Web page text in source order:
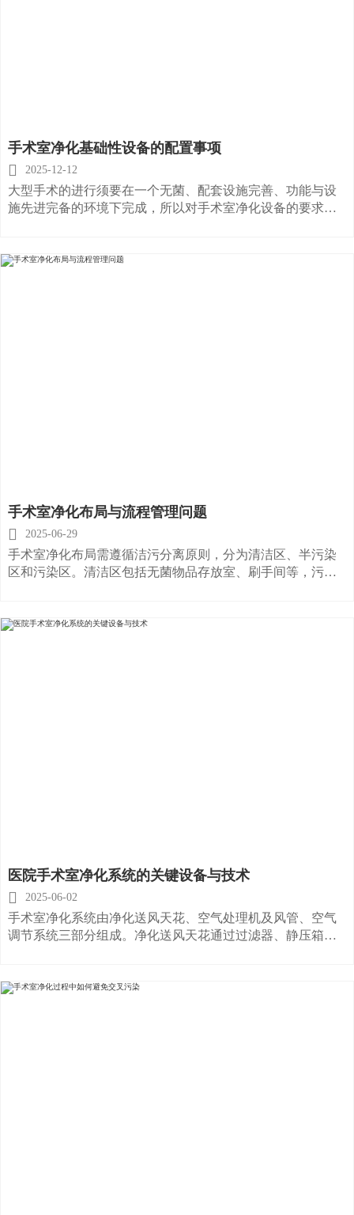
手术室净化基础性设备的配置事项
 2025-12-12
大型手术的进行须要在一个无菌、配套设施完善、功能与设
施先进完备的环境下完成，所以对手术室净化设备的要求尤
备配合着来完成。那么你了解手术室净化基础的设备有哪些
手术室净化布局与流程管理问题
 2025-06-29
手术室净化布局需遵循洁污分离原则，分为清洁区、半污染
区和污染区。清洁区包括无菌物品存放室、刷手间等，污染
医院手术室净化系统的关键设备与技术
 2025-06-02
手术室净化系统由净化送风天花、空气处理机及风管、空气
调节系统三部分组成。净化送风天花通过过滤器、静压箱和
器的过滤，成为完全符合要求的洁净空气，并通过静压箱和